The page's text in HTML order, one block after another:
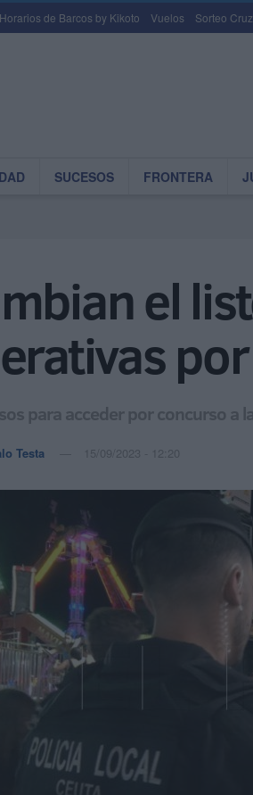
Horarios de Barcos by Kikoto Vuelos Sorteo
SUCESOS FRONTERA
el
para acceder por concurso
Testa 15/09/2023 - 12:20